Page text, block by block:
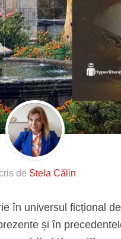
de Stela Călin
în universul ficțional
și în